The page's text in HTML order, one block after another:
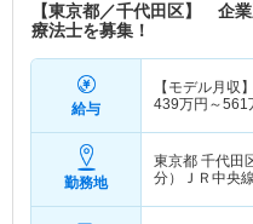
【東京都／千代田区】 企
療法士を募集！
給与
【モデル月収】
439万円～561
勤務地
東京都 千代田
分）ＪＲ中央